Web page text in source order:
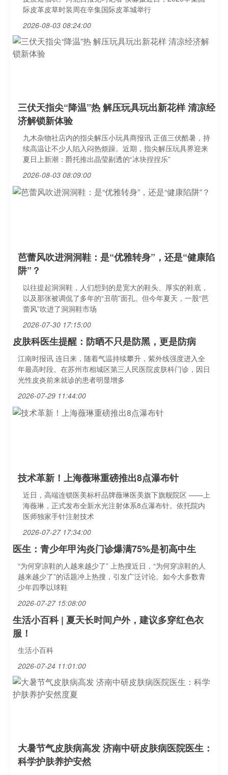
际皮革皮草时装周在辛集国际皮革城举行
2026-08-03 08:24:00
三伏天指尖“降温”热 解压玩具玩出新花样 清凉经
济解锁新体验
九木杂物社店内的指尖解压小玩具商报讯 正值三伏酷暑，持
续高温让不少人陷入闷热烦躁。近期，指尖解压玩具界迎来
夏日上新潮：爵托推出晶莹剔透的“冰块捏捏乐”
2026-08-03 08:09:00
芭蕾风吹进洞洞鞋：是“优雅转身”，还是“健康陷
阱”？
以往提起洞洞鞋，人们想到的是宽大的鞋头、厚实的鞋底，
以及那张被调侃了多年的“丑萌”面孔。但今年夏天，一股“芭
蕾风”吹进了洞洞鞋市场
2026-07-30 17:15:00
皮肤科医生提醒：防晒不只是防黑，更是防病
江南时报讯 连日来，随着气温持续攀升，紫外线强度进入全
年最高时段。在苏州市相城区第三人民医院皮肤科门诊，因日
光性皮炎前来就诊的患者明显增多
2026-07-29 11:44:00
技术革新！上海薇琳重磅推出8点瀑布针
近日，高端连锁医美标杆品牌薇琳医美旗下旗舰院区 ——上
海薇琳，正式发布全新水光注射体系8点瀑布针。依托院内
医师独家手针注射技术
2026-07-27 17:34:00
医生：青少年甲沟炎门诊爆满75%是初高中生
“为何穿凉鞋的人越来越少了” 上热搜近日，“为何穿凉鞋的人
越来越少了”的话题冲上热搜，引发广泛讨论。如今大多数青
少年四季以球鞋
2026-07-27 15:08:00
生活小百科 | 夏天长时间户外，建议多穿红色衣
服！
生活小百科
2026-07-24 11:01:00
大暑节气皮肤病高发 济南中研皮肤病医院医生：
科学护肤养护安然